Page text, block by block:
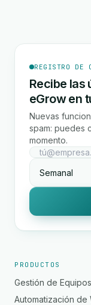
REGISTRO DE
Recibe las
eGrow en
Nuevas
spam: puedes
momento.
PRODUCTOS
Gestión de Equipos
Automatización de